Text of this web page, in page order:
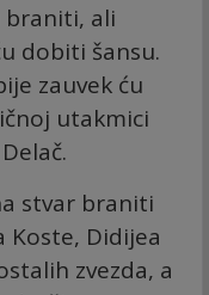
braniti, ali
dobiti šansu.
zauvek ću
utakmici
stvar braniti
Koste, Didijea
zvezda, a